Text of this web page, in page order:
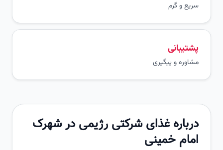
سریع و گرم
پشتیبانی
مشاوره و پیگیری
درباره غذای شرکتی رژیمی در شهرک
امام خمینی